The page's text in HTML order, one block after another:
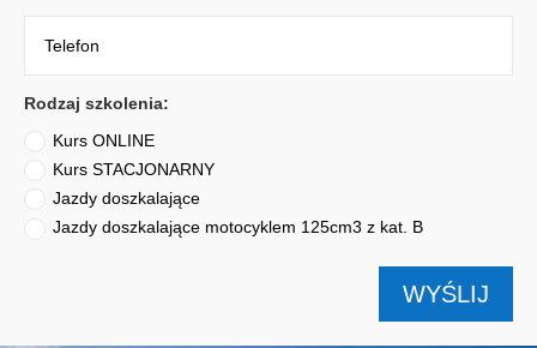
Rodzaj szkolenia:
Kurs ONLINE
Kurs STACJONARNY
Jazdy doszkalające
Jazdy doszkalające motocyklem 125cm3 z kat. B
WYŚLIJ